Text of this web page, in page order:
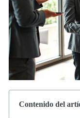
Contenido del